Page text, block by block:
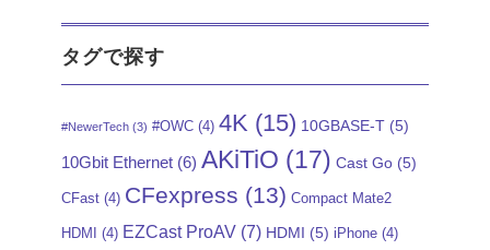
タグで探す
#NewerTech (3) #OWC (4) 4K (15) 10GBASE-T (5)
10Gbit Ethernet (6) AKiTiO (17) Cast Go (5)
CFast (4) CFexpress (13) Compact Mate2
HDMI (4) EZCast ProAV (7) HDMI (5) iPhone (4)